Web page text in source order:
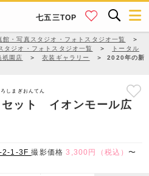
七五三TOP
館・写真スタジオ・フォトスタジオ一覧
＞
タジオ・フォトスタジオ一覧
＞
トータル
園店
＞ 衣装ギャラリー ＞
2020年の新
しまぎおんてん
セット イオンモール広
2-1-3F撮影価格3,300円（税込）〜